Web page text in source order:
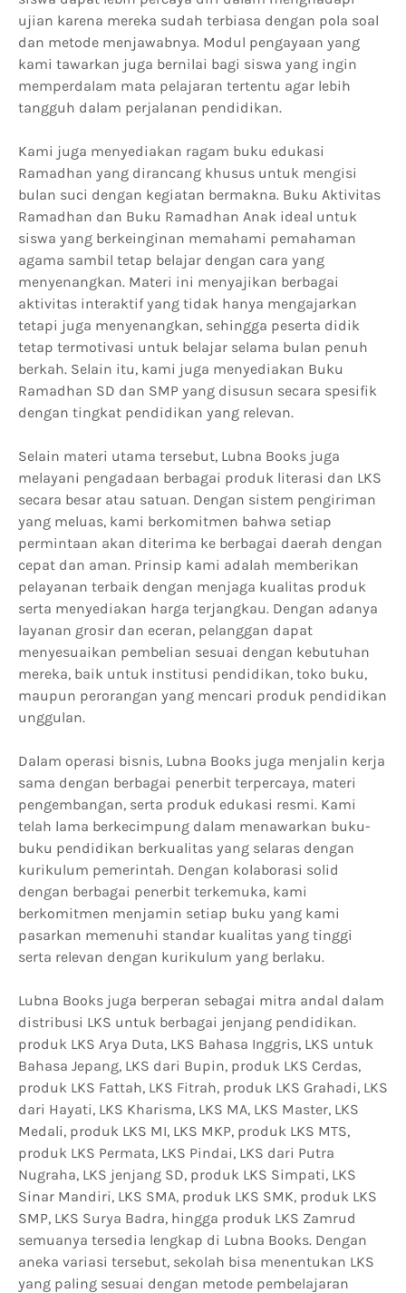
ujian karena mereka sudah terbiasa dengan pola soal
dan metode menjawabnya. Modul pengayaan yang
kami tawarkan juga bernilai bagi siswa yang ingin
memperdalam mata pelajaran tertentu agar lebih
tangguh dalam perjalanan pendidikan.
Kami juga menyediakan ragam buku edukasi
Ramadhan yang dirancang khusus untuk mengisi
bulan suci dengan kegiatan bermakna. Buku Aktivitas
Ramadhan dan Buku Ramadhan Anak ideal untuk
siswa yang berkeinginan memahami pemahaman
agama sambil tetap belajar dengan cara yang
menyenangkan. Materi ini menyajikan berbagai
aktivitas interaktif yang tidak hanya mengajarkan
tetapi juga menyenangkan, sehingga peserta didik
tetap termotivasi untuk belajar selama bulan penuh
berkah. Selain itu, kami juga menyediakan Buku
Ramadhan SD dan SMP yang disusun secara spesifik
dengan tingkat pendidikan yang relevan.
Selain materi utama tersebut, Lubna Books juga
melayani pengadaan berbagai produk literasi dan LKS
secara besar atau satuan. Dengan sistem pengiriman
yang meluas, kami berkomitmen bahwa setiap
permintaan akan diterima ke berbagai daerah dengan
cepat dan aman. Prinsip kami adalah memberikan
pelayanan terbaik dengan menjaga kualitas produk
serta menyediakan harga terjangkau. Dengan adanya
layanan grosir dan eceran, pelanggan dapat
menyesuaikan pembelian sesuai dengan kebutuhan
mereka, baik untuk institusi pendidikan, toko buku,
maupun perorangan yang mencari produk pendidikan
unggulan.
Dalam operasi bisnis, Lubna Books juga menjalin kerja
sama dengan berbagai penerbit terpercaya, materi
pengembangan, serta produk edukasi resmi. Kami
telah lama berkecimpung dalam menawarkan buku-
buku pendidikan berkualitas yang selaras dengan
kurikulum pemerintah. Dengan kolaborasi solid
dengan berbagai penerbit terkemuka, kami
berkomitmen menjamin setiap buku yang kami
pasarkan memenuhi standar kualitas yang tinggi
serta relevan dengan kurikulum yang berlaku.
Lubna Books juga berperan sebagai mitra andal dalam
distribusi LKS untuk berbagai jenjang pendidikan.
produk LKS Arya Duta, LKS Bahasa Inggris, LKS untuk
Bahasa Jepang, LKS dari Bupin, produk LKS Cerdas,
produk LKS Fattah, LKS Fitrah, produk LKS Grahadi, LKS
dari Hayati, LKS Kharisma, LKS MA, LKS Master, LKS
Medali, produk LKS MI, LKS MKP, produk LKS MTS,
produk LKS Permata, LKS Pindai, LKS dari Putra
Nugraha, LKS jenjang SD, produk LKS Simpati, LKS
Sinar Mandiri, LKS SMA, produk LKS SMK, produk LKS
SMP, LKS Surya Badra, hingga produk LKS Zamrud
semuanya tersedia lengkap di Lubna Books. Dengan
aneka variasi tersebut, sekolah bisa menentukan LKS
yang paling sesuai dengan metode pembelajaran